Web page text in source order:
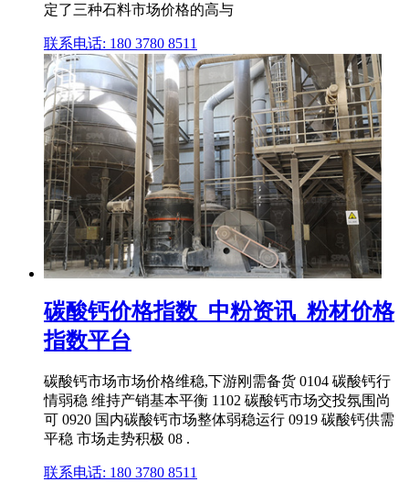
定了三种石料市场价格的高与
联系电话: 180 3780 8511
碳酸钙价格指数_中粉资讯_粉材价格
指数平台
碳酸钙市场市场价格维稳,下游刚需备货 0104 碳酸钙行
情弱稳 维持产销基本平衡 1102 碳酸钙市场交投氛围尚
可 0920 国内碳酸钙市场整体弱稳运行 0919 碳酸钙供需
平稳 市场走势积极 08 .
联系电话: 180 3780 8511